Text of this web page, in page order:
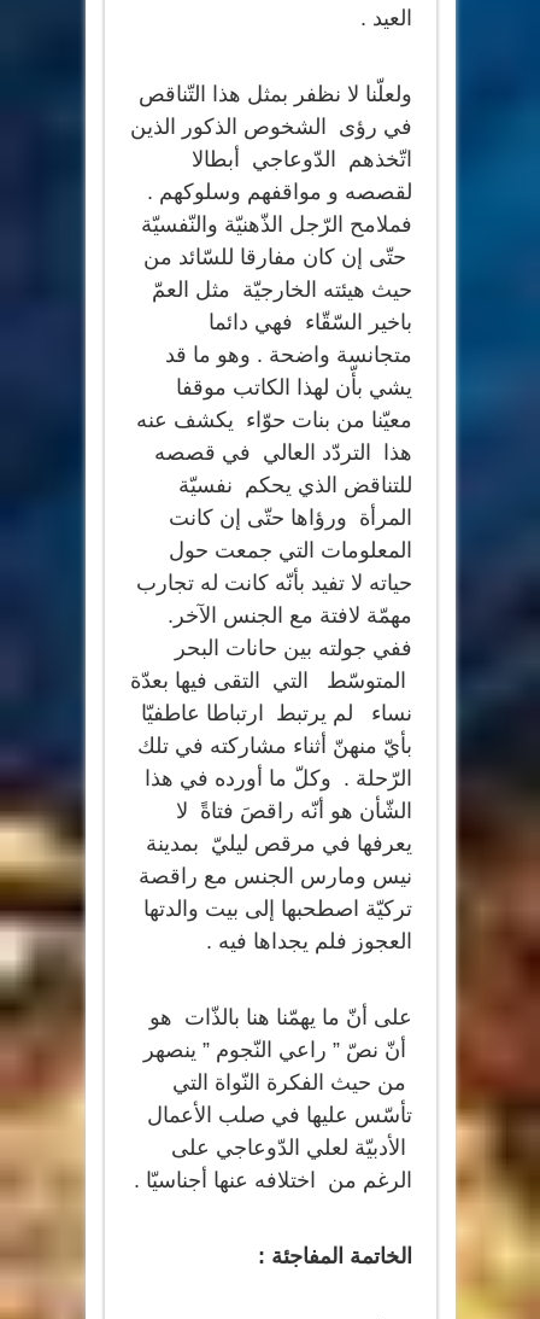
العيد .
ولعلّنا لا نظفر بمثل هذا التّناقص
في رؤى الشخوص الذكور الذين
اتّخذهم الدّوعاجي أبطالا
لقصصه و مواقفهم وسلوكهم .
فملامح الرّجل الذّهنيّة والنّفسيّة
حتّى إن كان مفارقا للسّائد من
حيث هيئته الخارجيّة مثل العمّ
باخير السّقّاء فهي دائما
متجانسة واضحة . وهو ما قد
يشي بأّن لهذا الكاتب موقفا
معيّنا من بنات حوّاء يكشف عنه
هذا التردّد العالي في قصصه
للتناقض الذي يحكم نفسيّة
المرأة ورؤاها حتّى إن كانت
المعلومات التي جمعت حول
حياته لا تفيد بأنّه كانت له تجارب
مهمّة لافتة مع الجنس الآخر.
ففي جولته بين حانات البحر
المتوسّط التي التقى فيها بعدّة
نساء لم يرتبط ارتباطا عاطفيّا
بأيّ منهنّ أثناء مشاركته في تلك
الرّحلة . وكلّ ما أورده في هذا
الشّأن هو أنّه راقصَ فتاةً لا
يعرفها في مرقص ليليّ بمدينة
نيس ومارس الجنس مع راقصة
تركيّة اصطحبها إلى بيت والدتها
العجوز فلم يجداها فيه .
على أنّ ما يهمّنا هنا بالذّات هو
أنّ نصّ ” راعي النّجوم ” ينصهر
من حيث الفكرة النّواة التي
تأسّس عليها في صلب الأعمال
الأدبيّة لعلي الدّوعاجي على
الرغم من اختلافه عنها أجناسيّا .
الخاتمة المفاجئة :